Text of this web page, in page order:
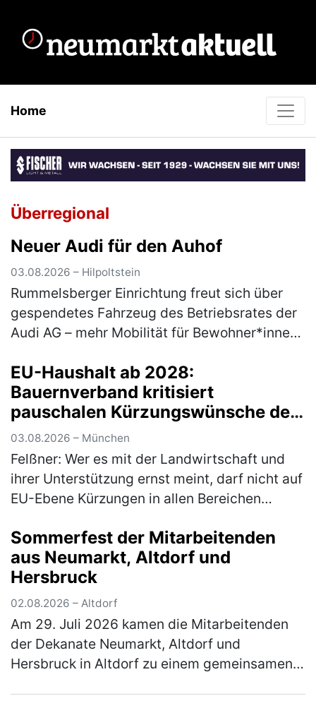
Home
Überregional
Neuer Audi für den Auhof
03.08.2026 – Hilpoltstein
Rummelsberger Einrichtung freut sich über
gespendetes Fahrzeug des Betriebsrates der
Audi AG – mehr Mobilität für Bewohner*innen
den Fuhrpark des Auhofs, d…
EU-Haushalt ab 2028:
Bauernverband kritisiert
pauschalen Kürzungswünsche der
Bundesregierung
03.08.2026 – München
Felßner: Wer es mit der Landwirtschaft und
ihrer Unterstützung ernst meint, darf nicht auf
EU-Ebene Kürzungen in allen Bereichen
kürzlich in Dublin vonseit…(mehr)
Sommerfest der Mitarbeitenden
aus Neumarkt, Altdorf und
Hersbruck
02.08.2026 – Altdorf
Am 29. Juli 2026 kamen die Mitarbeitenden
der Dekanate Neumarkt, Altdorf und
Hersbruck in Altdorf zu einem gemeinsamen